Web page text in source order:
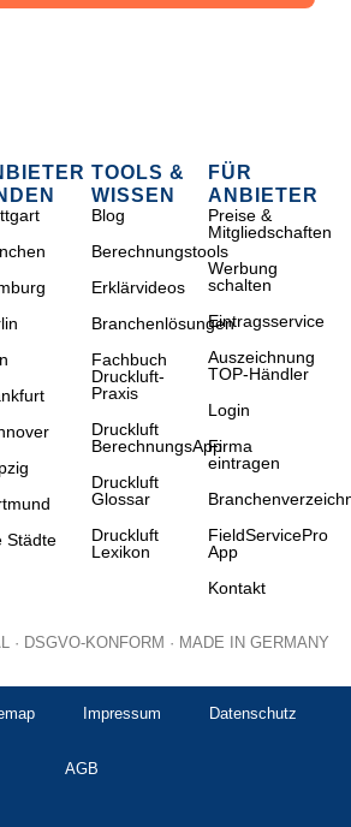
Städte
TOOLS &
WISSEN
Blog
Berechnungstools
Erklärvideos
Branchenlösungen
Fachbuch
Druckluft-
Praxis
Druckluft
BerechnungsApp
Druckluft
Glossar
Druckluft
Lexikon
FÜR
ANBIETER
Preise &
Mitgliedschaften
Werbung
schalten
Eintragsservice
Auszeichnung
TOP-Händler
Login
Firma
eintragen
FieldServicePro
App
Kontakt
· DSGVO-KONFORM · MADE IN GERMANY
Impressum Datenschutz
AGB